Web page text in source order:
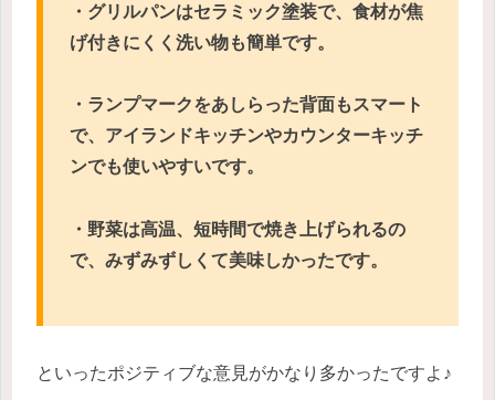
・グリルパンはセラミック塗装で、食材が焦
げ付きにくく洗い物も簡単です。
・ランプマークをあしらった背面もスマート
で、アイランドキッチンやカウンターキッチ
ンでも使いやすいです。
・野菜は高温、短時間で焼き上げられるの
で、みずみずしくて美味しかったです。
といったポジティブな意見がかなり多かったですよ♪